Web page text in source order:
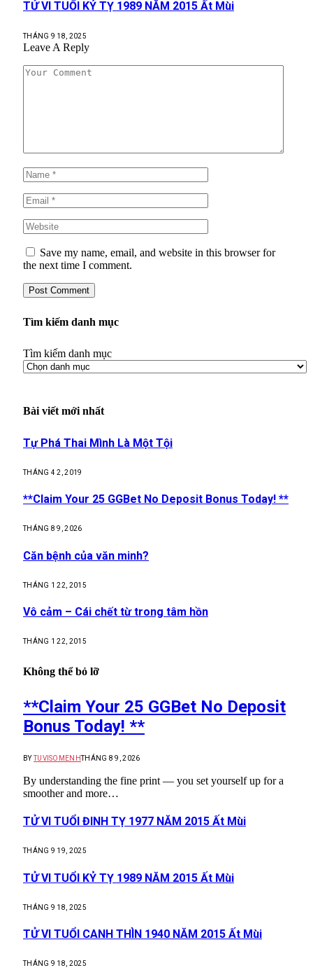
TỬ VI TUỔI KỶ TỴ 1989 NĂM 2015 Ất Mùi
THÁNG 9 18, 2025
Leave A Reply
Save my name, email, and website in this browser for
the next time I comment.
Tìm kiếm danh mục
Tìm kiếm danh mục
Bài viết mới nhất
Tự Phá Thai Mình Là Một Tội
THÁNG 4 2, 2019
**Claim Your 25 GGBet No Deposit Bonus Today! **
THÁNG 8 9, 2026
Căn bệnh của văn minh?
THÁNG 1 22, 2015
Vô cảm – Cái chết từ trong tâm hồn
THÁNG 1 22, 2015
Không thể bỏ lỡ
**Claim Your 25 GGBet No Deposit
Bonus Today! **
BY TUVISOMENHTHÁNG 8 9, 2026
By understanding the fine print — you set yourself up for a
smoother and more…
TỬ VI TUỔI ĐINH TỴ 1977 NĂM 2015 Ất Mùi
THÁNG 9 19, 2025
TỬ VI TUỔI KỶ TỴ 1989 NĂM 2015 Ất Mùi
THÁNG 9 18, 2025
TỬ VI TUỔI CANH THÌN 1940 NĂM 2015 Ất Mùi
THÁNG 9 18, 2025